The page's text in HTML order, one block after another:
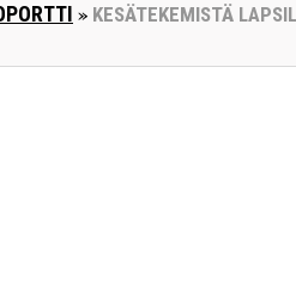
» KESÄTEKEMISTÄ